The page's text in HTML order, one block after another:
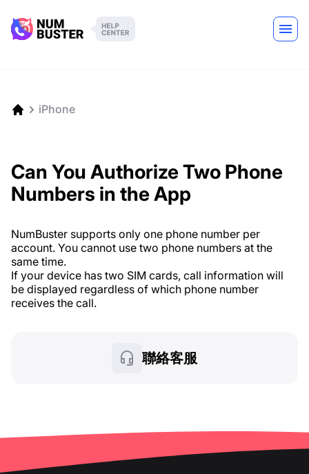
iPhone
Can You Authorize Two Phone
Numbers in the App
NumBuster supports only one phone number per
account. You cannot use two phone numbers at the
same time.
If your device has two SIM cards, call information will
be displayed regardless of which phone number
receives the call.
聯絡客服